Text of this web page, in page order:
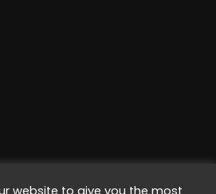
website to give you the most